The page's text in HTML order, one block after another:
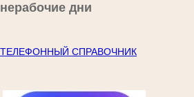
нерабочие дни
ТЕЛЕФОННЫЙ СПРАВОЧНИК